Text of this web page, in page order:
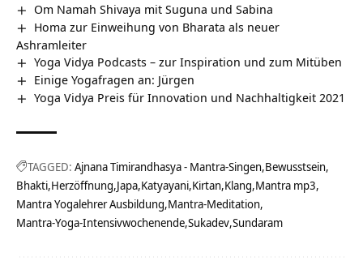
Om Namah Shivaya mit Suguna und Sabina
Homa zur Einweihung von Bharata als neuer
Ashramleiter
Yoga Vidya Podcasts – zur Inspiration und zum Mitüben
Einige Yogafragen an: Jürgen
Yoga Vidya Preis für Innovation und Nachhaltigkeit 2021
TAGGED: Ajnana Timirandhasya - Mantra-Singen Bewusstsein
Bhakti Herzöffnung Japa Katyayani Kirtan Klang Mantra mp3
Mantra Yogalehrer Ausbildung Mantra-Meditation
Mantra-Yoga-Intensivwochenende Sukadev Sundaram